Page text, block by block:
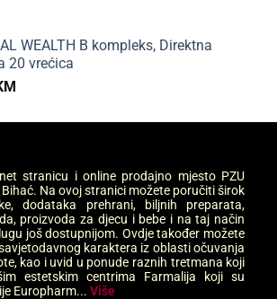
WEALTH B kompleks, Direktna
20 vrećica
stranicu i online prodajno mjesto PZU
Na ovoj stranici možete poručiti širok
dodataka prehrani, biljnih preparata,
proizvoda za djecu i bebe i na taj način
još dostupnijom. Ovdje također možete
karaktera iz oblasti očuvanja
kao i uvid u ponude raznih tretmana koji
estetskim centrima Farmalija koji su
Europharm... Više